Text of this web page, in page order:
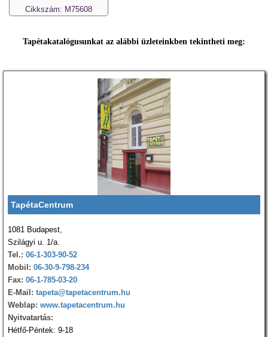
Cikkszám: M75608
Tapétakatalógusunkat az alábbi üzleteinkben tekintheti meg:
TapétaCentrum
1081 Budapest,
Szilágyi u. 1/a.
Tel.: 06-1-303-90-52
Mobil: 06-30-9-798-234
Fax: 06-1-785-03-20
E-Mail: tapeta@tapetacentrum.hu
Weblap: www.tapetacentrum.hu
Nyitvatartás:
Hétfő-Péntek: 9-18